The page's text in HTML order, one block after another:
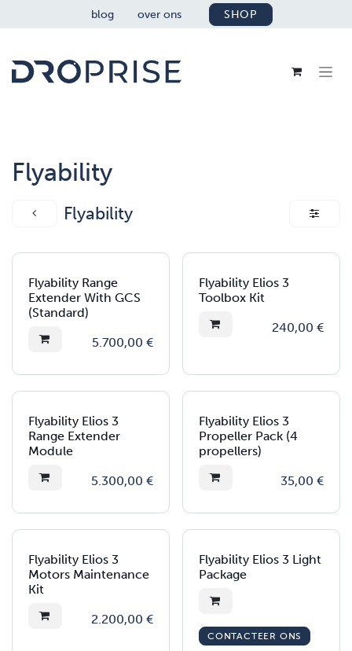
OVERSLAAN NAAR INHOUD
blog over ons SHOP
Flyability
Flyability
Flyability Range
Extender With GCS
(Standard)
5.700,00 €
Flyability Elios 3
Toolbox Kit
240,00 €
Flyability Elios 3
Range Extender
Module
5.300,00 €
Flyability Elios 3
Propeller Pack (4
propellers)
35,00 €
Flyability Elios 3
Motors Maintenance
Kit
2.200,00 €
Flyability Elios 3 Light
Package
CONTACTEER ONS